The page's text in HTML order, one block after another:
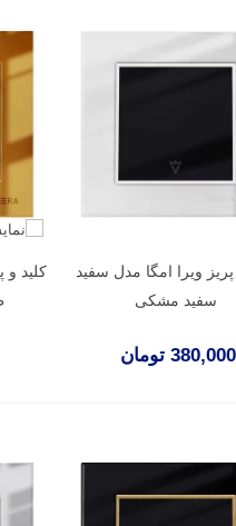
پریز ویرا امگا مدل سفید
سفید مشکی
380,000 تومان
کلید و